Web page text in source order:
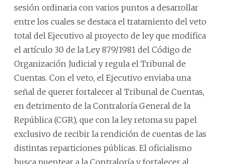
sesión ordinaria con varios puntos a desarrollar
entre los cuales se destaca el tratamiento del veto
total del Ejecutivo al proyecto de ley que modifica
el artículo 30 de la Ley 879/1981 del Código de
Organización Judicial y regula el Tribunal de
Cuentas. Con el veto, el Ejecutivo enviaba una
señal de querer fortalecer al Tribunal de Cuentas,
en detrimento de la Contraloría General de la
República (CGR), que con la ley retoma su papel
exclusivo de recibir la rendición de cuentas de las
distintas reparticiones públicas. El oficialismo
busca puentear a la Contraloría y fortalecer al